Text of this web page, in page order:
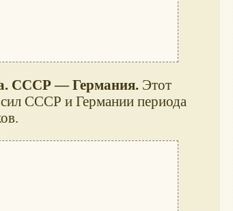
СССР — Германия.Этот
СССР и Германии периода